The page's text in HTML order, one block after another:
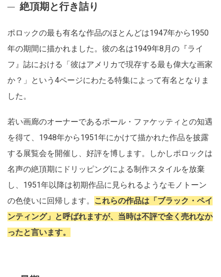
絶頂期と行き詰り
ポロックの最も有名な作品のほとんどは1947年から1950
年の期間に描かれました。彼の名は1949年8月の『ライ
フ』誌における「彼はアメリカで現存する最も偉大な画家
か？」という4ページにわたる特集によって有名となりま
した。
若い画廊のオーナーであるポール・ファケッティとの知遇
を得て、1948年から1951年にかけて描かれた作品を披露
する展覧会を開催し、好評を博します。しかしポロックは
名声の絶頂期にドリッピングによる制作スタイルを放棄
し、1951年以降は初期作品に見られるようなモノトーン
の色使いに回帰します。
これらの作品は「ブラック・ペイ
ンティング」と呼ばれますが、当時は不評で全く売れなか
ったと言います。